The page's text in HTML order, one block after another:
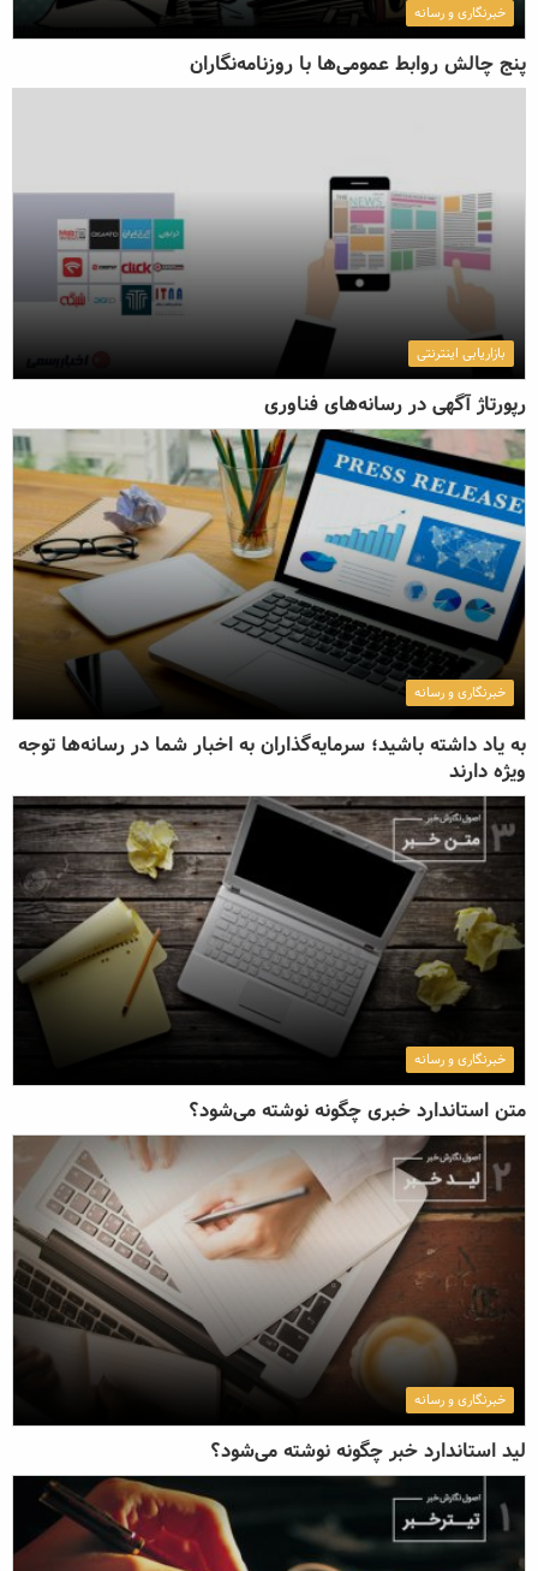
خبرنگاری و رسانه
پنج چالش روابط عمومی‌ها با روزنامه‌نگاران
بازاریابی اینترنتی
رپورتاژ آگهی در رسانه‌های فناوری
خبرنگاری و رسانه
به یاد داشته باشید؛ سرمایه‌گذاران به اخبار شما در رسانه‌ها توجه‌
ویژه دارند
خبرنگاری و رسانه
متن استاندارد خبری چگونه نوشته می‌شود؟
خبرنگاری و رسانه
لید استاندارد خبر چگونه نوشته می‌شود؟